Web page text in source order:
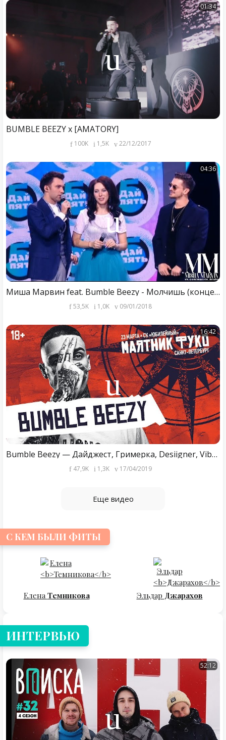
01:34
BUMBLE BEEZY x [AMATORY]
100K 1,5K 22/12/2017
04:36
Миша Марвин feat. Bumble Beezy - Молчишь (концерт «Дай пять и танцуй», на «СТС Love»)
53,5K 1,0K 09/01/2018
16:42
Bumble Beezy — Дайджест, Гримерка, Desiigner, Vibe и другие треки | LIVE «Маятник Фуко» 23.03.19
47,9K 1,3K 17/04/2019
Еще видео
С КЕМ БЫЛИ ФИТЫ
Елена Темникова Эльдар Джарахов
ИНТЕРВЬЮ
52:12